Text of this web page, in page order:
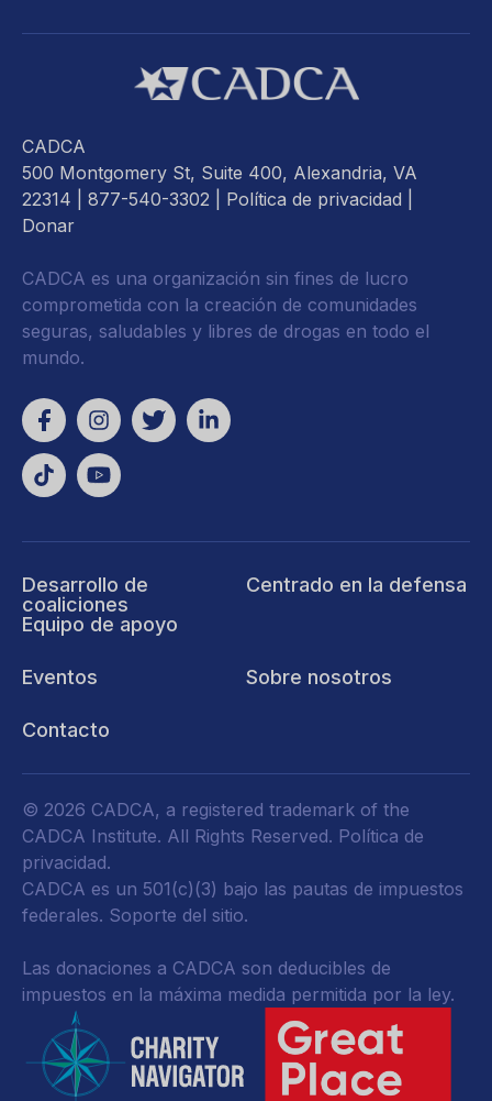
CADCA
500 Montgomery St, Suite 400, Alexandria, VA
22314 | 877-540-3302 | Política de privacidad
Donar
CADCA es una organización sin fines de lucro
comprometida con la creación de comunidades
seguras, saludables y libres de drogas en todo el
mundo.
Desarrollo de
coaliciones
Equipo de apoyo
Centrado en la defensa
Eventos Sobre nosotros
Contacto
© 2026 CADCA, a registered trademark of the
CADCA Institute. All Rights Reserved. Política de
privacidad.
CADCA es un 501(c)(3) bajo las pautas de impuestos
federales. Soporte del sitio.
Las donaciones a CADCA son deducibles de
impuestos en la máxima medida permitida por la ley.